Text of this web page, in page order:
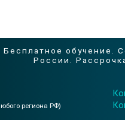
Бесплатное обучение.
России.
региона РФ)